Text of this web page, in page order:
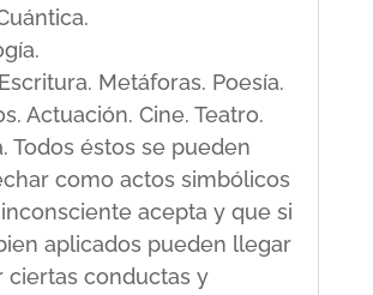
Metáforas. Poesía.
Actuación. Cine. Teatro.
Todos éstos se pueden
como actos simbólicos
acepta y que si
aplicados pueden llegar
ciertas conductas y